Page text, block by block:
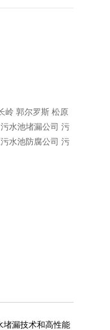
岭 郭尔罗斯 松原
水池堵漏公司 污
水池防腐公司 污
堵漏技术和高性能